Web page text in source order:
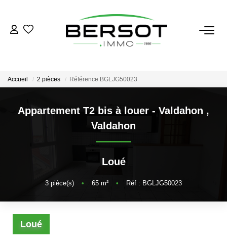
Acheter
Estimer
Vendre
Investissement
Nos Outils
Accueil 2 pièces Référence BGLJG50023
Appartement T2 bis à louer - Valdahon ,
Valdahon
Loué
3 pièce(s) • 65 m² • Réf : BGLJG50023
Loué